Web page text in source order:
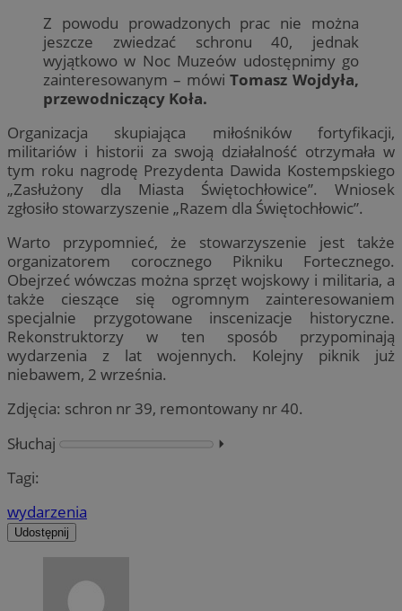
Z powodu prowadzonych prac nie można
jeszcze zwiedzać schronu 40, jednak
wyjątkowo w Noc Muzeów udostępnimy go
zainteresowanym – mówiTomasz Wojdyła,
przewodniczący Koła.
Organizacja skupiająca miłośników fortyfikacji,
militariów i historii za swoją działalność otrzymała w
tym roku nagrodę Prezydenta Dawida Kostempskiego
„Zasłużony dla Miasta Świętochłowice”. Wniosek
zgłosiło stowarzyszenie „Razem dla Świętochłowic”.
Warto przypomnieć, że stowarzyszenie jest także
organizatorem corocznego Pikniku Fortecznego.
Obejrzeć wówczas można sprzęt wojskowy i militaria, a
także cieszące się ogromnym zainteresowaniem
specjalnie przygotowane inscenizacje historyczne.
Rekonstruktorzy w ten sposób przypominają
wydarzenia z lat wojennych. Kolejny piknik już
niebawem, 2 września.
Zdjęcia: schron nr 39, remontowany nr 40.
Słuchaj
⏵︎
Tagi:
wydarzenia
Udostępnij